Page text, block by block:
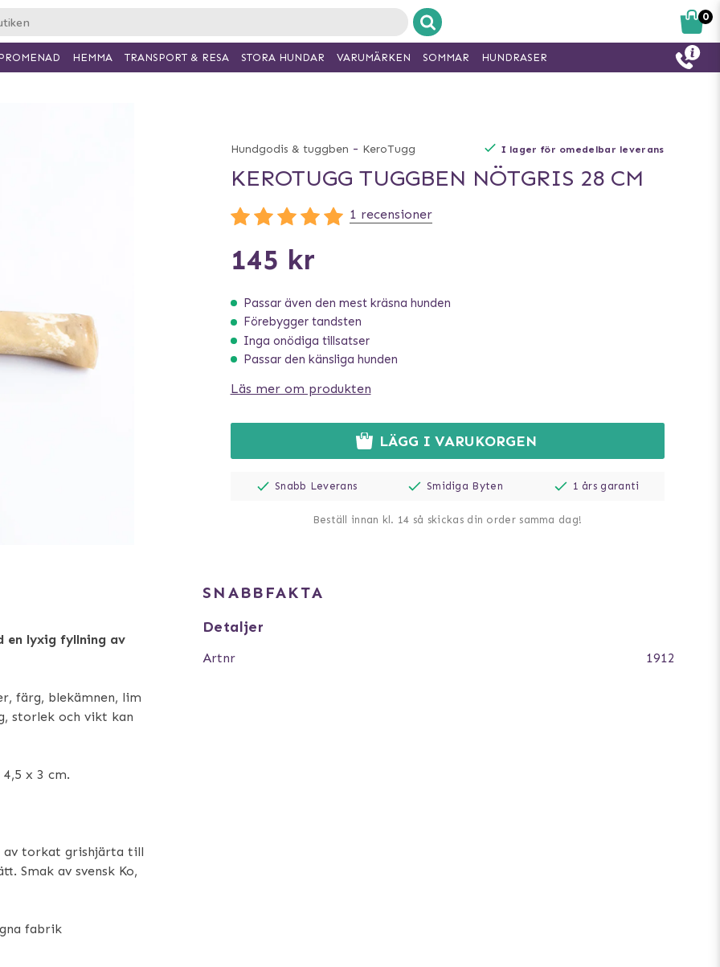
Hundgodis & tuggben - KeroTugg I lager för omedelbar leverans
KEROTUGG TUGGBEN NÖTGRIS 28 CM
1 recensioner
145 kr
Passar även den mest kräsna hunden
Förebygger tandsten
Inga onödiga tillsatser
Passar den känsliga hunden
Läs mer om produkten
LÄGG I VARUKORGEN
Snabb Leverans Smidiga Byten 1 års garanti
Beställ innan kl. 14 så skickas din order samma dag!
en lyxig fyllning av
färg, blekämnen, lim
storlek och vikt kan
x 3 cm.
av torkat grishjärta till
Smak av svensk Ko,
fabrik
SNABBFAKTA
Detaljer
Artnr 1912
0
HEMMA TRANSPORT & RESA STORA HUNDAR VARUMÄRKEN SOMMAR HUNDRASER